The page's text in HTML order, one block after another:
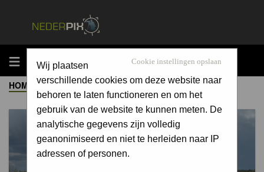
MENU Cookie instellingen opslaan
Wij plaatsen
verschillende cookies om deze website naar
behoren te laten functioneren en om het
gebruik van de website te kunnen meten. De
analytische gegevens zijn volledig
geanonimiseerd en niet te herleiden naar IP
adressen of personen.
HOME ->ALBUM